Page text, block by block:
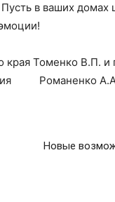
в ваших домах
края Томенко В.П. и
Романенко
Новые